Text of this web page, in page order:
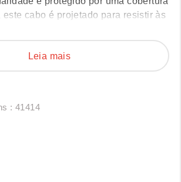
este cabo é projetado para resistir às
e classe de tensão de 0,6/1 kV,
a uma ampla gama de
Centers, industriais e de
Leia mais
: 41414